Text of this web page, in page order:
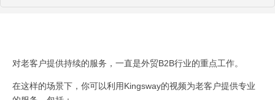
对老客户提供持续的服务，一直是外贸B2B行业的重点工作。
在这样的场景下，你可以利用Kingsway的视频为老客户提供专业